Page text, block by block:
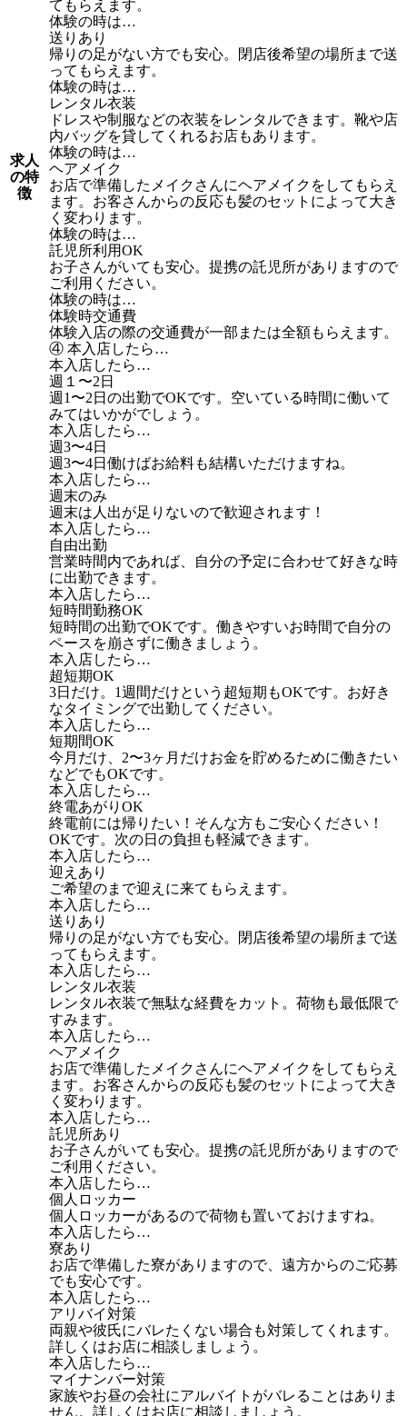
求人
の特
徴
てもらえます。
体験の時は…
送りあり
帰りの足がない方でも安心。閉店後希望の場所まで送
ってもらえます。
体験の時は…
レンタル衣装
ドレスや制服などの衣装をレンタルできます。靴や店
内バッグを貸してくれるお店もあります。
体験の時は…
ヘアメイク
お店で準備したメイクさんにヘアメイクをしてもらえ
ます。お客さんからの反応も髪のセットによって大き
く変わります。
体験の時は…
託児所利用OK
お子さんがいても安心。提携の託児所がありますので
ご利用ください。
体験の時は…
体験時交通費
体験入店の際の交通費が一部または全額もらえます。
④ 本入店したら…
本入店したら…
週１〜2日
週1〜2日の出勤でOKです。空いている時間に働いて
みてはいかがでしょう。
本入店したら…
週3〜4日
週3〜4日働けばお給料も結構いただけますね。
本入店したら…
週末のみ
週末は人出が足りないので歓迎されます！
本入店したら…
自由出勤
営業時間内であれば、自分の予定に合わせて好きな時
に出勤できます。
本入店したら…
短時間勤務OK
短時間の出勤でOKです。働きやすいお時間で自分の
ペースを崩さずに働きましょう。
本入店したら…
超短期OK
3日だけ。1週間だけという超短期もOKです。お好き
なタイミングで出勤してください。
本入店したら…
短期間OK
今月だけ、2〜3ヶ月だけお金を貯めるために働きたい
などでもOKです。
本入店したら…
終電あがりOK
終電前には帰りたい！そんな方もご安心ください！
OKです。次の日の負担も軽減できます。
本入店したら…
迎えあり
ご希望のまで迎えに来てもらえます。
本入店したら…
送りあり
帰りの足がない方でも安心。閉店後希望の場所まで送
ってもらえます。
本入店したら…
レンタル衣装
レンタル衣装で無駄な経費をカット。荷物も最低限で
すみます。
本入店したら…
ヘアメイク
お店で準備したメイクさんにヘアメイクをしてもらえ
ます。お客さんからの反応も髪のセットによって大き
く変わります。
本入店したら…
託児所あり
お子さんがいても安心。提携の託児所がありますので
ご利用ください。
本入店したら…
個人ロッカー
個人ロッカーがあるので荷物も置いておけますね。
本入店したら…
寮あり
お店で準備した寮がありますので、遠方からのご応募
でも安心です。
本入店したら…
アリバイ対策
両親や彼氏にバレたくない場合も対策してくれます。
詳しくはお店に相談しましょう。
本入店したら…
マイナンバー対策
家族やお昼の会社にアルバイトがバレることはありま
せん。詳しくはお店に相談しましょう。